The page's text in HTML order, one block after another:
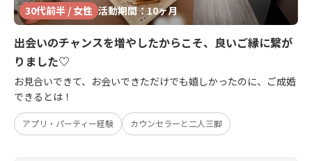
30代前半 / 女性 活動期間：10ヶ月
出会いのチャンスを増やしたからこそ、良いご縁に繋が
りました♡
お見合いできて、お会いできただけでも嬉しかったのに、ご成婚
できるとは！
アプリ・パーティー経験 カウンセラーと二人三脚